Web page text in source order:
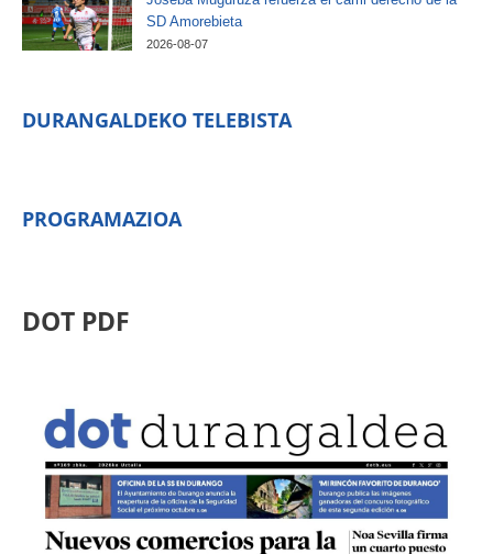
SD Amorebieta
2026-08-07
DURANGALDEKO TELEBISTA
PROGRAMAZIOA
DOT PDF